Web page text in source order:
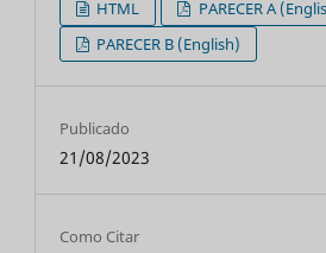
HTML
PARECER A
PARECER B (English)
Publicado
21/08/2023
Como Citar